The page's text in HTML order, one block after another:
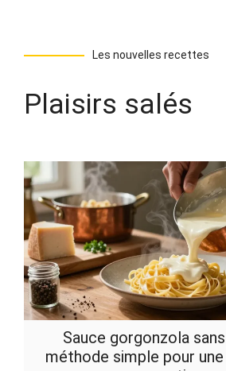
Les nouvelles recettes
Plaisirs salés
Sauce gorgonzola
méthode simple pour